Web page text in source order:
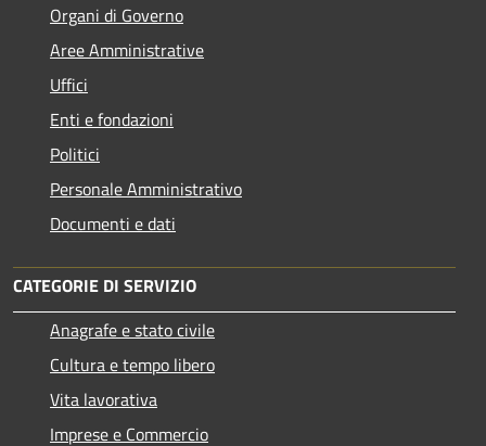
Organi di Governo
Aree Amministrative
Uffici
Enti e fondazioni
Politici
Personale Amministrativo
Documenti e dati
CATEGORIE DI SERVIZIO
Anagrafe e stato civile
Cultura e tempo libero
Vita lavorativa
Imprese e Commercio